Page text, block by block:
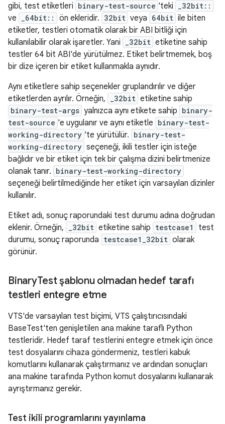
gibi, test etiketleri binary-test-source 'teki _32bit::
ve _64bit:: ön ekleridir. 32bit veya 64bit ile biten
etiketler, testleri otomatik olarak bir ABI bitliği için
kullanılabilir olarak işaretler. Yani
_32bit etiketine sahip
testler 64 bit ABI'de yürütülmez. Etiket belirtmemek, boş
bir dize içeren bir etiket kullanmakla aynıdır.
Aynı etiketlere sahip seçenekler gruplandırılır ve diğer
etiketlerden ayrılır. Örneğin,
_32bit etiketine sahip
binary-test-args yalnızca aynı etikete sahip binary-
test-source 'e uygulanır ve aynı etiketle binary-test-
working-directory 'te yürütülür. binary-test-
working-directory seçeneği, ikili testler için isteğe
bağlıdır ve bir etiket için tek bir çalışma dizini belirtmenize
olanak tanır. binary-test-working-directory
seçeneği belirtilmediğinde her etiket için varsayılan dizinler
kullanılır.
Etiket adı, sonuç raporundaki test durumu adına doğrudan
eklenir. Örneğin,
_32bit etiketine sahip testcase1
test
durumu, sonuç raporunda testcase1_32bit olarak
görünür.
BinaryTest şablonu olmadan hedef tarafı
testleri entegre etme
VTS'de varsayılan test biçimi, VTS çalıştırıcısındaki
BaseTest'ten genişletilen ana makine taraflı Python
testleridir. Hedef taraf testlerini entegre etmek için önce
test dosyalarını cihaza göndermeniz, testleri kabuk
komutlarını kullanarak çalıştırmanız ve ardından sonuçları
ana makine tarafında Python komut dosyalarını kullanarak
ayrıştırmanız gerekir.
Test ikili programlarını yayınlama